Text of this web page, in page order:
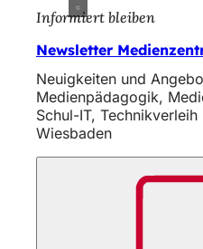
Informiert bleiben
Newsletter
Neuigkeiten und
Medienpädagogik,
Schul-IT,
Wiesbaden